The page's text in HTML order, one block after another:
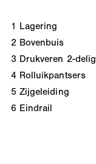
1 Lagering
2 Bovenbuis
3 Drukveren 2-delig
4 Rolluikpantsers
5 Zijgeleiding
6 Eindrail